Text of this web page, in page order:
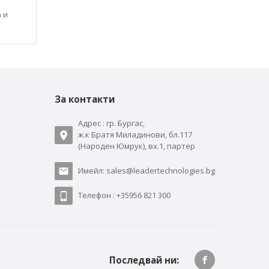
и
За контакти
Адрес : гр. Бургас,
ж.к Братя Миладинови, бл.117
(Народен Юмрук), вх.1, партер
Имейл: sales@leadertechnologies.bg
Телефон : +35956 821 300
Последвай ни: